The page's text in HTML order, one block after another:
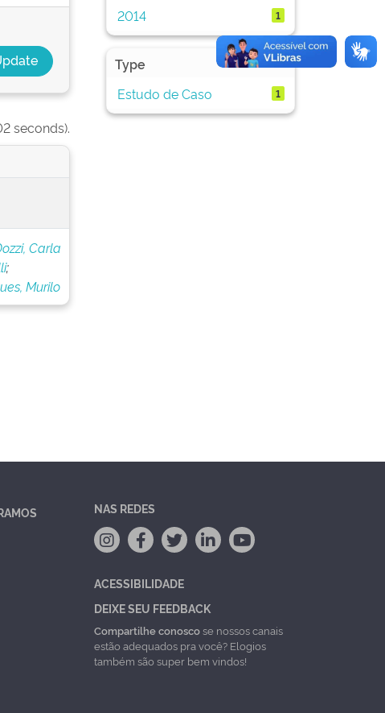
seconds).
Carla
;
Murilo
2014
1
Type
Estudo de Caso
1
NAS REDES
ACESSIBILIDADE
DEIXE SEU FEEDBACK
Compartilhe conoscose nossos canais
estão adequados pra você? Elogios
também são super bem vindos!